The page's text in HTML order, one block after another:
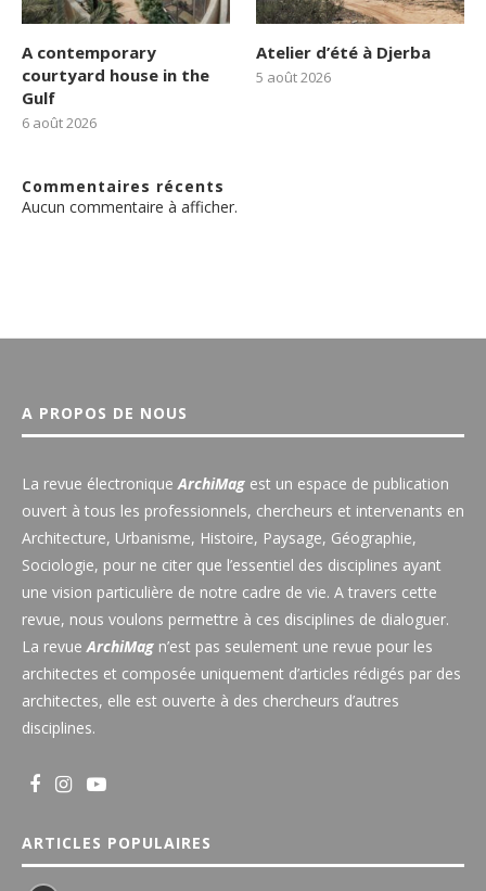
A contemporary
courtyard house in the
Gulf
6 août 2026
Atelier d’été à Djerba
5 août 2026
Commentaires récents
Aucun commentaire à afficher.
A PROPOS DE NOUS
La revue électronique ArchiMag est un espace de publication
ouvert à tous les professionnels, chercheurs et intervenants en
Architecture, Urbanisme, Histoire, Paysage, Géographie,
Sociologie, pour ne citer que l’essentiel des disciplines ayant
une vision particulière de notre cadre de vie. A travers cette
revue, nous voulons permettre à ces disciplines de dialoguer.
La revue ArchiMag n’est pas seulement une revue pour les
architectes et composée uniquement d’articles rédigés par des
architectes, elle est ouverte à des chercheurs d’autres
disciplines.
ARTICLES POPULAIRES